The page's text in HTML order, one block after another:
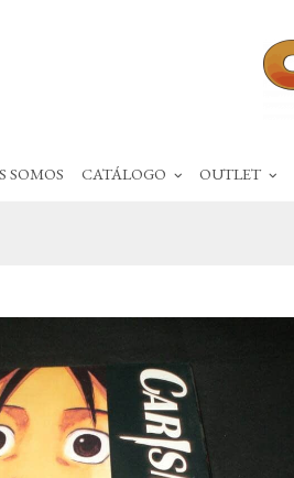
SOMOS CATÁLOGO OUTLET